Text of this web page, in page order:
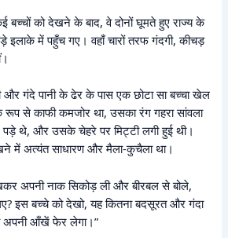
को देखने के बाद, वे दोनों घूमते हुए राज्य के
इलाके में पहुँच गए। वहाँ चारों तरफ गंदगी, कीचड़
और गंदे पानी के ढेर के पास एक छोटा सा बच्चा खेल
रूप से काफी कमजोर था, उसका रंग गहरा सांवला
थे, और उसके चेहरे पर मिट्टी लगी हुई थी।
में अत्यंत साधारण और मैला-कुचैला था।
अपनी नाक सिकोड़ ली और बीरबल से बोले,
इस बच्चे को देखो, यह कितना बदसूरत और गंदा
अपनी आँखें फेर लेगा।”